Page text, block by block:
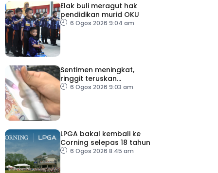
Elak buli meragut hak
pendidikan murid OKU
6 Ogos 2026 9:04 am
Sentimen meningkat,
ringgit teruskan
momentum mengukuh
6 Ogos 2026 9:03 am
LPGA bakal kembali ke
Corning selepas 18 tahun
6 Ogos 2026 8:45 am